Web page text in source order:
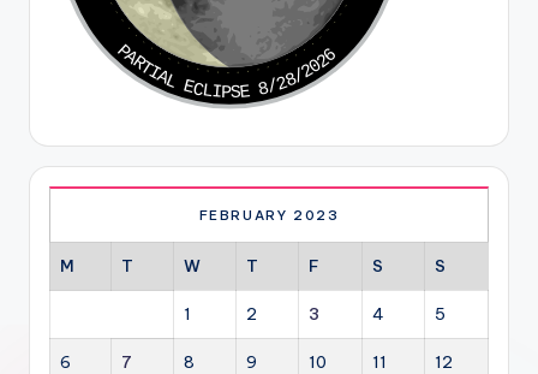
PARTIAL ECLIPSE 8/28/2026
FEBRUARY 2023
M T W T F S S
1 2 3 4 5
6 7 8 9 10 11 12